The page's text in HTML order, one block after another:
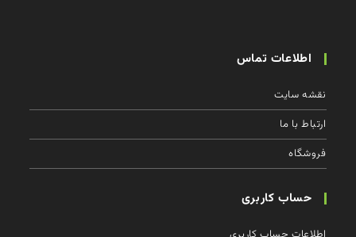
اطلاعات تماس
نقشه سایت
ارتباط با ما
فروشگاه
حساب کاربری